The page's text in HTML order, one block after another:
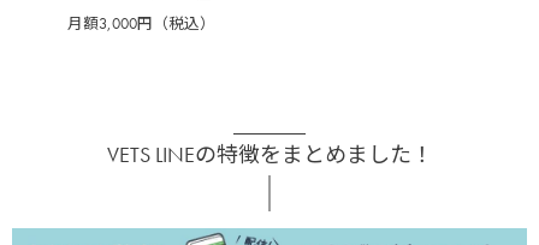
月額3,000円（税込）
VETS LINEの特徴をまとめました！